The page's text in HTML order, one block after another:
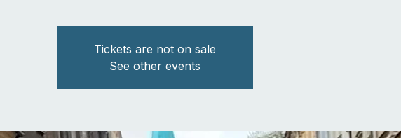
Tickets are not on sale
See other events